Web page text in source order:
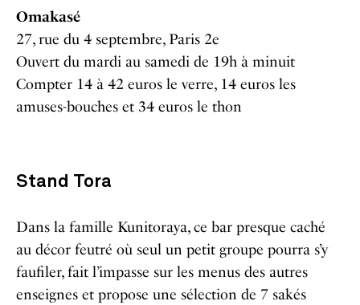
Omakasé
27, rue du 4 septembre, Paris 2e
Ouvert du mardi au samedi de 19h à minuit
Compter 14 à 42 euros le verre, 14 euros les
amuses-bouches et 34 euros le thon
Stand Tora
Dans la famille Kunitoraya, ce bar presque caché
au décor feutré où seul un petit groupe pourra s’y
faufiler, fait l’impasse sur les menus des autres
enseignes et propose une sélection de 7 sakés